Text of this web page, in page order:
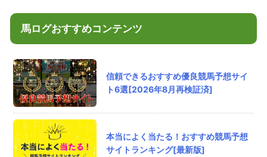
匿名さん
センチュリオンの口コミ
少額からでもしっかり増やせるし予算ないなが
らも一応闘えてます。
評価：
匿名さん
競馬裏街道の口コミ
馬ログおすすめコンテンツ
信頼できるおすすめ優良競馬予想サイ
ト6選[2026年8月再検証済]
本当によく当たる！おすすめ競馬予想
サイトランキング[最新版]